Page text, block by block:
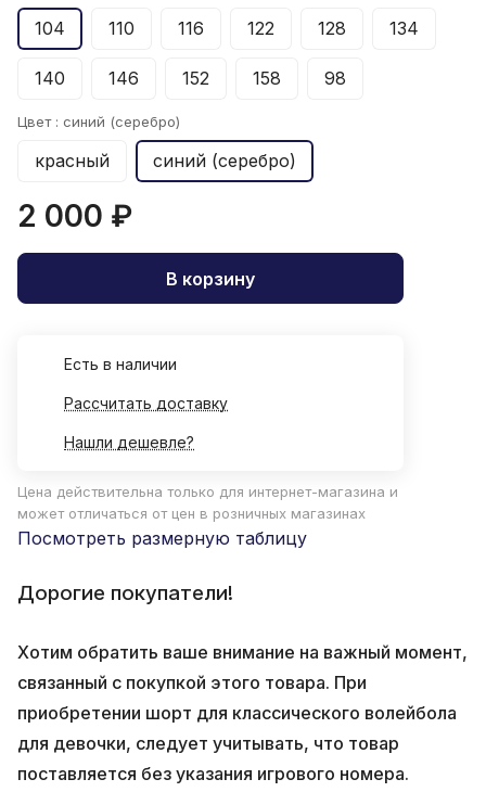
104 110 116 122 128 134
140 146 152 158 98
Цвет : синий (серебро)
красный синий (серебро)
2 000 ₽
В корзину
Есть в наличии
Рассчитать доставку
Нашли дешевле?
Цена действительна только для интернет-магазина и
может отличаться от цен в розничных магазинах
Посмотреть размерную таблицу
Дорогие покупатели!
Хотим обратить ваше внимание на важный момент,
связанный с покупкой этого товара. При
приобретении шорт для классического волейбола
для девочки, следует учитывать, что товар
поставляется без указания игрового номера.